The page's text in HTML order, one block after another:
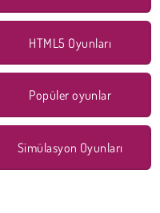
HTML5 Oyunları
Popüler oyunlar
Simülasyon Oyunları